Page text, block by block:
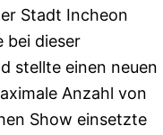
Stadt Incheon
bei dieser
stellte einen neuen
Anzahl von
Show einsetzte